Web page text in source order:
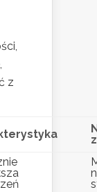
z